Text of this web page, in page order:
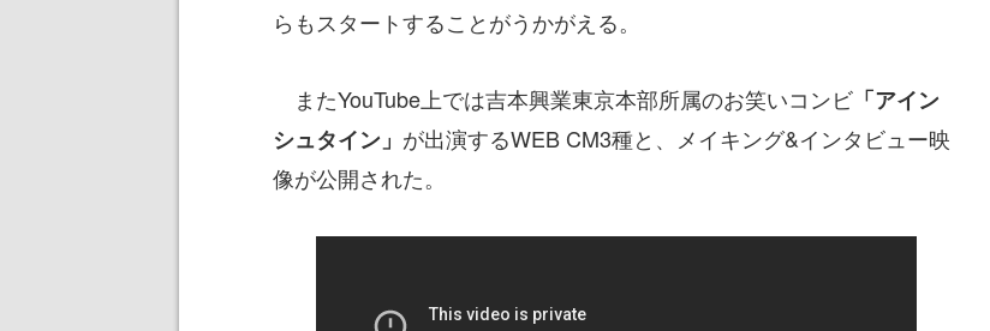
らもスタートすることがうかがえる。
またYouTube上では吉本興業東京本部所属のお笑いコンビ 「アイン
シュタイン」 が出演するWEB CM3種と、メイキング&インタビュー映
像が公開された。